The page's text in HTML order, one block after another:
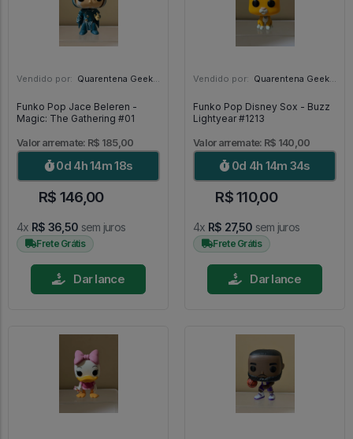
Vendido por: Quarentena Geek Store - SP
Funko Pop Jace Beleren -
Magic: The Gathering #01
Valor arremate: R$ 185,00
0d 4h 14m 16s
R$ 146,00
4x R$ 36,50 sem juros
Frete Grátis
Dar lance
Vendido por: Quarentena Geek Store - SP
Funko Pop Disney Sox - Buzz
Lightyear #1213
Valor arremate: R$ 140,00
0d 4h 14m 32s
R$ 110,00
4x R$ 27,50 sem juros
Frete Grátis
Dar lance